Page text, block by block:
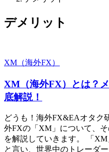
デメリット
XM（海外FX）
XM（海外FX）とは？
底解説！
どうも！海外FX&EAオタク
外FXの「XM」について、
を解説していきます。 「XM
と言い、世界中のトレーダ